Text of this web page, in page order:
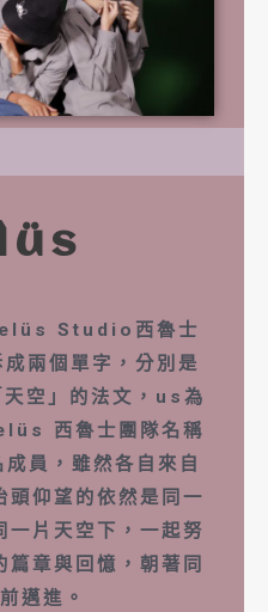
Studio西魯士
兩個單字，分別是
空」的法文，us為
西魯士團隊名稱
員，雖然各自來自
頭仰望的依然是同一
一片天空下，一起努
篇章與回憶，朝著同
邁進。